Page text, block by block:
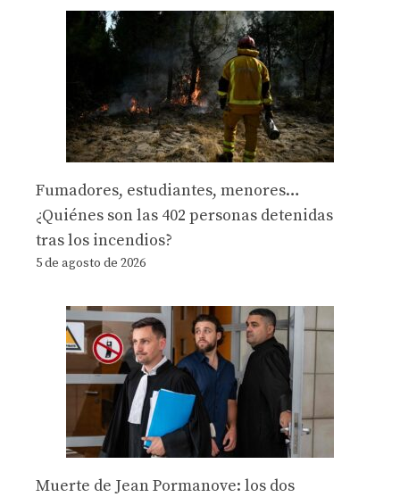
Fumadores, estudiantes, menores…
¿Quiénes son las 402 personas detenidas
tras los incendios?
5 de agosto de 2026
Muerte de Jean Pormanove: los dos